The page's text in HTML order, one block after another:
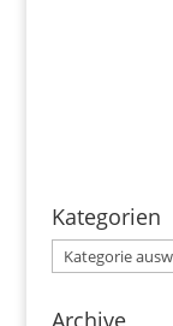
Kategorien
Kategorien
Archive